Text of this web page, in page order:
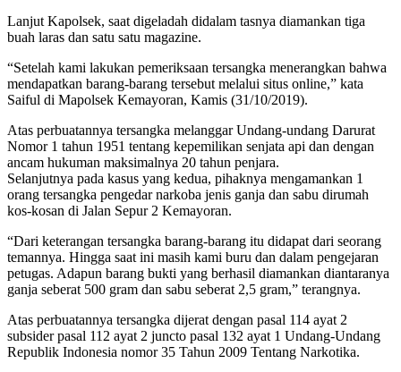
Lanjut Kapolsek, saat digeladah didalam tasnya diamankan tiga
buah laras dan satu satu magazine.
“Setelah kami lakukan pemeriksaan tersangka menerangkan bahwa
mendapatkan barang-barang tersebut melalui situs online,” kata
Saiful di Mapolsek Kemayoran, Kamis (31/10/2019).
Atas perbuatannya tersangka melanggar Undang-undang Darurat
Nomor 1 tahun 1951 tentang kepemilikan senjata api dan dengan
ancam hukuman maksimalnya 20 tahun penjara.
Selanjutnya pada kasus yang kedua, pihaknya mengamankan 1
orang tersangka pengedar narkoba jenis ganja dan sabu dirumah
kos-kosan di Jalan Sepur 2 Kemayoran.
“Dari keterangan tersangka barang-barang itu didapat dari seorang
temannya. Hingga saat ini masih kami buru dan dalam pengejaran
petugas. Adapun barang bukti yang berhasil diamankan diantaranya
ganja seberat 500 gram dan sabu seberat 2,5 gram,” terangnya.
Atas perbuatannya tersangka dijerat dengan pasal 114 ayat 2
subsider pasal 112 ayat 2 juncto pasal 132 ayat 1 Undang-Undang
Republik Indonesia nomor 35 Tahun 2009 Tentang Narkotika.